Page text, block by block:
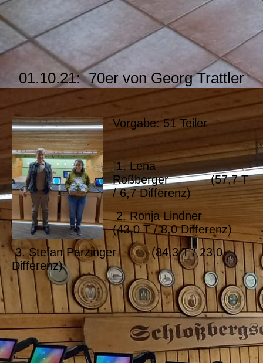
01.10.21: 70er von Georg Trattler
Vorgabe: 51 Teiler
1. Lena
Roßberger (57,7 T
/ 6,7 Differenz)
2. Ronja Lindner
(43,0 T / 8,0 Differenz)
3. Stefan Parzinger (84,3 T / 23,0
Differenz)